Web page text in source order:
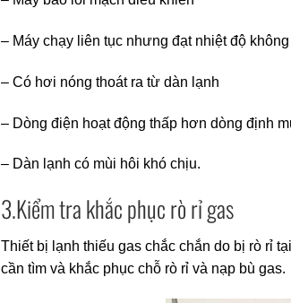
– Máy chạy liên tục nhưng đạt nhiệt độ
– Có hơi nóng thoát ra từ dàn lạnh
– Dòng điện hoạt động thấp hơn dòng định
– Dàn lạnh có mùi hôi khó chịu.
3.Kiểm tra khắc phục rò rỉ gas
Thiết bị lạnh thiếu gas chắc chắn do bị rò rỉ
cần tìm và khắc phục chỗ rò rỉ và nạp bù gas.